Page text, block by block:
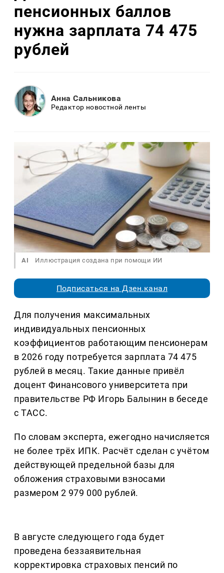
пенсионных баллов
нужна зарплата 74 475
рублей
Анна Сальникова
Редактор новостной ленты
AI Иллюстрация создана при помощи ИИ
Подписаться на Дзен.канал
Для получения максимальных
индивидуальных пенсионных
коэффициентов работающим пенсионерам
в 2026 году потребуется зарплата 74 475
рублей в месяц. Такие данные привёл
доцент Финансового университета при
правительстве РФ Игорь Балынин в беседе
с ТАСС.
По словам эксперта, ежегодно начисляется
не более трёх ИПК. Расчёт сделан с учётом
действующей предельной базы для
обложения страховыми взносами
размером 2 979 000 рублей.
В августе следующего года будет
проведена беззаявительная
корректировка страховых пенсий по